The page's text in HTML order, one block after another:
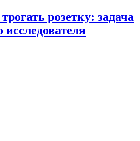
розетку: задача